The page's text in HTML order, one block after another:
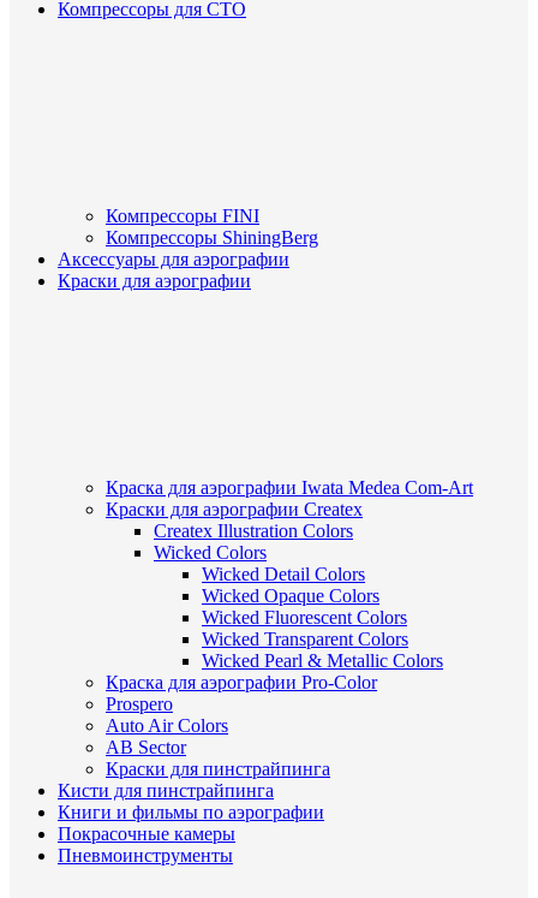
Компрессоры для СТО
Компрессоры FINI
Компрессоры ShiningBerg
Аксессуары для аэрографии
Краски для аэрографии
Краска для аэрографии Iwata Medea Com-Art
Краски для аэрографии Createx
Createx Illustration Colors
Wicked Colors
Wicked Detail Colors
Wicked Opaque Colors
Wicked Fluorescent Colors
Wicked Transparent Colors
Wicked Pearl & Metallic Colors
Краска для аэрографии Pro-Color
Prospero
Auto Air Colors
AB Sector
Краски для пинстрайпинга
Кисти для пинстрайпинга
Книги и фильмы по аэрографии
Покрасочные камеры
Пневмоинструменты